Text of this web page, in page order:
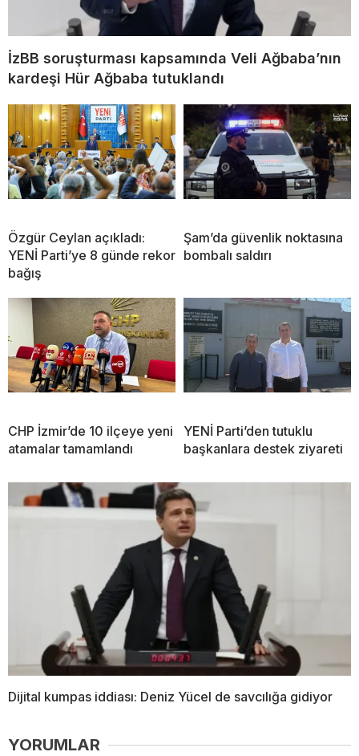
İzBB soruşturması kapsamında Veli Ağbaba’nın
kardeşi Hür Ağbaba tutuklandı
Özgür Ceylan açıkladı:
YENİ Parti’ye 8 günde rekor
bağış
Şam’da güvenlik noktasına
bombalı saldırı
CHP İzmir’de 10 ilçeye yeni
atamalar tamamlandı
YENİ Parti’den tutuklu
başkanlara destek ziyareti
Dijital kumpas iddiası: Deniz Yücel de savcılığa gidiyor
YORUMLAR